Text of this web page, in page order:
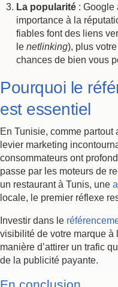
La popularité : Google
importance à la
fiables font des liens
lenetlinking), plus
chances de bien vous
Pourquoi le
est essentiel
En Tunisie, comme
levier marketing
consommateurs ont
passe par les moteurs de
un restaurant à Tunis, une
locale, le premier réflexe
Investir dans le
visibilité de votre marque à
manière d’attirer un trafic
de la publicité payante.